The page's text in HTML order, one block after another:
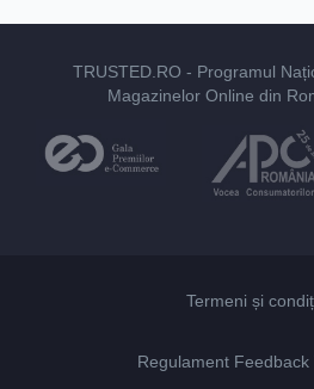
TRUSTED.RO - Programul
Magazinelor Online din
Termeni și
Regulament Feedback